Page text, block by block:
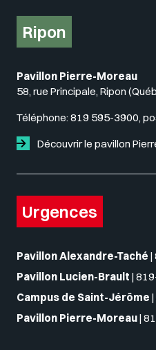
Ripon
Pavillon Pierre-Moreau
58, rue Principale, Ripon
Téléphone: 819 595-3900,
Découvrir le pavillon
Urgences
Pavillon Alexandre-Taché |
Pavillon Lucien-Brault |
Campus de Saint-Jérôme |
Pavillon Pierre-Moreau|